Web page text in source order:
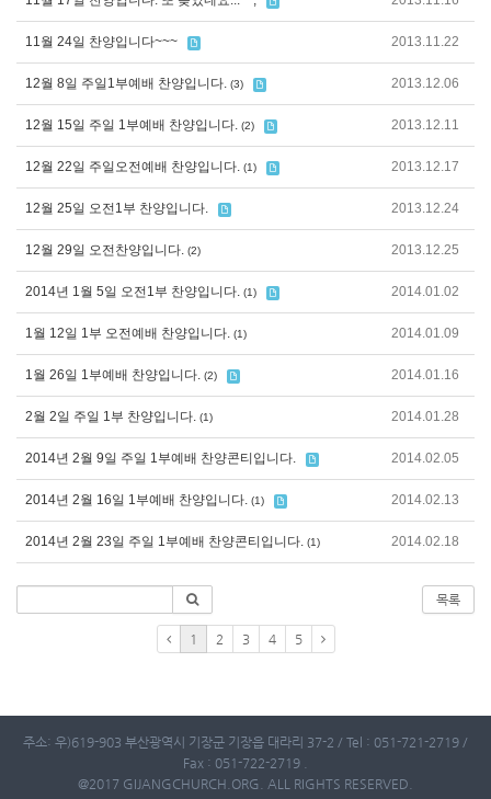
11월 24일 찬양입니다~~~ 2013.11.22
12월 8일 주일1부예배 찬양입니다. (3) 2013.12.06
12월 15일 주일 1부예배 찬양입니다. (2) 2013.12.11
12월 22일 주일오전예배 찬양입니다. (1) 2013.12.17
12월 25일 오전1부 찬양입니다. 2013.12.24
12월 29일 오전찬양입니다. (2) 2013.12.25
2014년 1월 5일 오전1부 찬양입니다. (1) 2014.01.02
1월 12일 1부 오전예배 찬양입니다. (1) 2014.01.09
1월 26일 1부예배 찬양입니다. (2) 2014.01.16
2월 2일 주일 1부 찬양입니다. (1) 2014.01.28
2014년 2월 9일 주일 1부예배 찬양콘티입니다. 2014.02.05
2014년 2월 16일 1부예배 찬양입니다. (1) 2014.02.13
2014년 2월 23일 주일 1부예배 찬양콘티입니다. (1) 2014.02.18
목록
1 2 3 4 5
주소: 우)619-903 부산광역시 기장군 기장읍 대라리 37-2 / Tel : 051-721-2719 /
Fax : 051-722-2719 .
@2017 GIJANGCHURCH.ORG. ALL RIGHTS RESERVED.